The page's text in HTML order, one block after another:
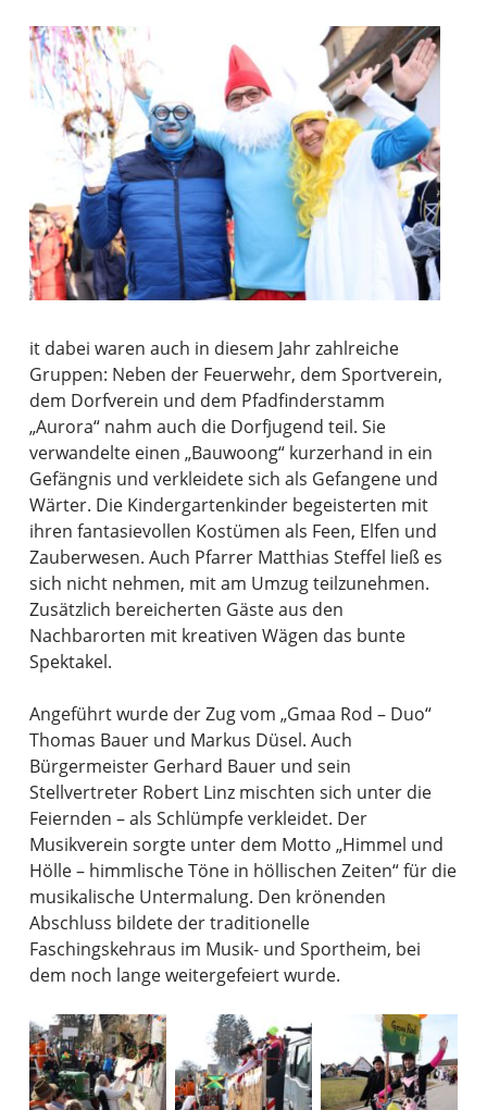
it dabei waren auch in diesem Jahr zahlreiche
Gruppen: Neben der Feuerwehr, dem Sportverein,
dem Dorfverein und dem Pfadfinderstamm
„Aurora“ nahm auch die Dorfjugend teil. Sie
verwandelte einen „Bauwoong“ kurzerhand in ein
Gefängnis und verkleidete sich als Gefangene und
Wärter. Die Kindergartenkinder begeisterten mit
ihren fantasievollen Kostümen als Feen, Elfen und
Zauberwesen. Auch Pfarrer Matthias Steffel ließ es
sich nicht nehmen, mit am Umzug teilzunehmen.
Zusätzlich bereicherten Gäste aus den
Nachbarorten mit kreativen Wägen das bunte
Spektakel.
Angeführt wurde der Zug vom „Gmaa Rod – Duo“
Thomas Bauer und Markus Düsel. Auch
Bürgermeister Gerhard Bauer und sein
Stellvertreter Robert Linz mischten sich unter die
Feiernden – als Schlümpfe verkleidet. Der
Musikverein sorgte unter dem Motto „Himmel und
Hölle – himmlische Töne in höllischen Zeiten“ für die
musikalische Untermalung. Den krönenden
Abschluss bildete der traditionelle
Faschingskehraus im Musik- und Sportheim, bei
dem noch lange weitergefeiert wurde.